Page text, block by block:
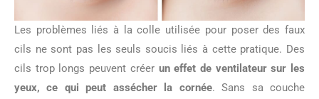
Les problèmes liés à la colle utilisée pour poser des faux
cils ne sont pas les seuls soucis liés à cette pratique. Des
cils trop longs peuvent créer un effet de ventilateur sur les
yeux, ce qui peut assécher la cornée. Sans sa couche